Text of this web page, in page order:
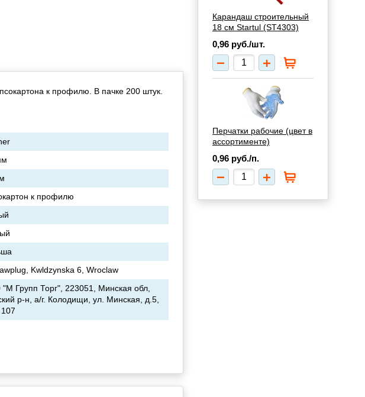
к профилю. В пачке 200 штук.
к профилю
Kwldzynska 6, Wroclaw
Групп Торг", 223051, Минская обл,
р-н, а/г. Колодищи, ул. Минская, д.5,
Карандаш строительный
18 см Startul (ST4303)
0,96 руб./шт.
Перчатки рабочие (цвет в
ассортименте)
0,96 руб./п.